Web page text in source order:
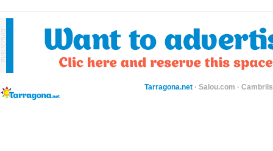
Tarragona.net · Salou.com ·